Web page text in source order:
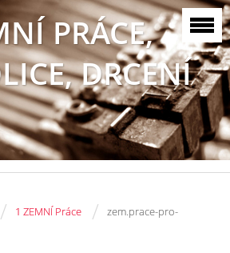
PRÁCE,
DRCENÍ
/ 1 ZEMNÍ Práce /
zem.prace-pro-